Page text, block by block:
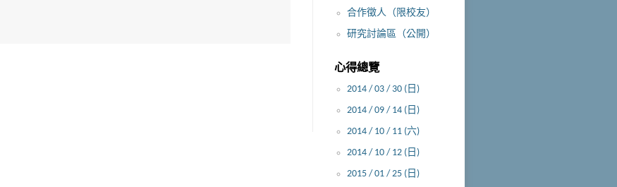
合作徵人（限校友）
研究討論區（公開）
心得總覽
2014 / 03 / 30 (日)
2014 / 09 / 14 (日)
2014 / 10 / 11 (六)
2014 / 10 / 12 (日)
2015 / 01 / 25 (日)